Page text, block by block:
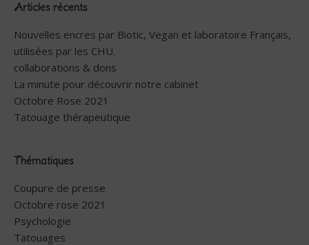
Articles récents
Nouvelles encres par Biotic, Vegan et laboratoire Français,
utilisées par les CHU.
collaborations & dons
La minute pour découvrir notre cabinet
Octobre Rose 2021
Tatouage thérapeutique
Thématiques
Coupure de presse
Octobre rose 2021
Psychologie
Tatouages